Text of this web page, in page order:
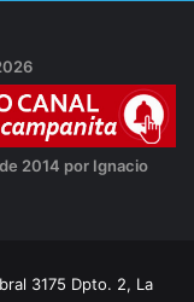
2014 por Ignacio
3175 Dpto. 2, La